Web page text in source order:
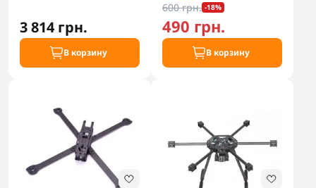
3 814 грн.
В корзину
600 грн. -18%
490 грн.
В корзину